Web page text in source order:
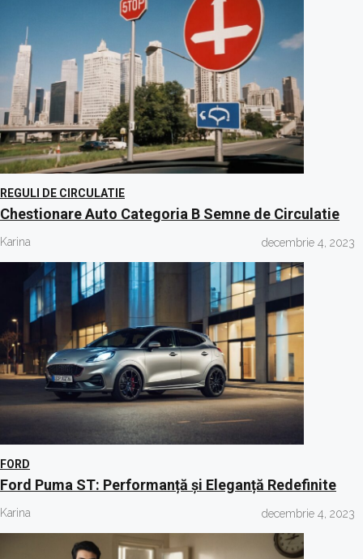
REGULI DE CIRCULATIE
Chestionare Auto Categoria B Semne de Circulatie
Karina decembrie 4, 2023
FORD
Ford Puma ST: Performanță și Eleganță Redefinite
Karina decembrie 4, 2023